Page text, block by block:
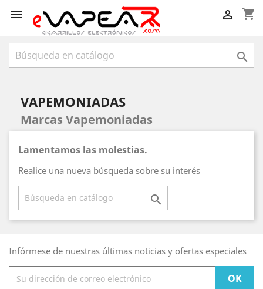
 shopping_cart


VAPEMONIADAS
Marcas Vapemoniadas
Lamentamos las molestias.
Realice una nueva búsqueda sobre su interés

Infórmese de nuestras últimas noticias y ofertas especiales